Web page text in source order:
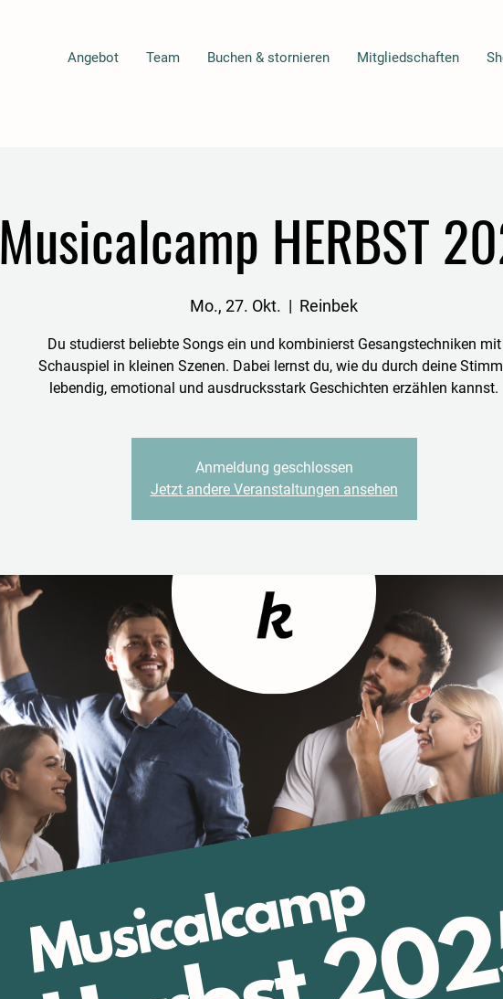
Angebot Team Buchen & stornieren Mitgliedschaften
Musicalcamp HERBST
Mo., 27. Okt.
  |
Reinbek
Du studierst beliebte Songs ein und kombinierst Gesangstechniken mit
Schauspiel in kleinen Szenen. Dabei lernst du, wie du durch deine
lebendig, emotional und ausdrucksstark Geschichten erzählen kannst.
Anmeldung geschlossen
Jetzt andere Veranstaltungen ansehen